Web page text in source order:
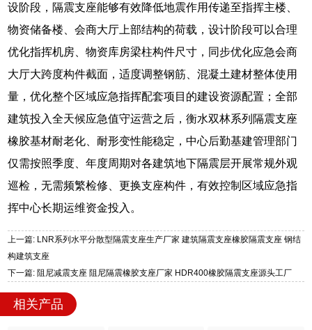
设阶段，隔震支座能够有效降低地震作用传递至指挥主楼、
物资储备楼、会商大厅上部结构的荷载，设计阶段可以合理
优化指挥机房、物资库房梁柱构件尺寸，同步优化应急会商
大厅大跨度构件截面，适度调整钢筋、混凝土建材整体使用
量，优化整个区域应急指挥配套项目的建设资源配置；全部
建筑投入全天候应急值守运营之后，衡水双林系列隔震支座
橡胶基材耐老化、耐形变性能稳定，中心后勤基建管理部门
仅需按照季度、年度周期对各建筑地下隔震层开展常规外观
巡检，无需频繁检修、更换支座构件，有效控制区域应急指
挥中心长期运维资金投入。
上一篇: LNR系列水平分散型隔震支座生产厂家 建筑隔震支座橡胶隔震支座 钢结
构建筑支座
下一篇: 阻尼减震支座 阻尼隔震橡胶支座厂家 HDR400橡胶隔震支座源头工厂
相关产品